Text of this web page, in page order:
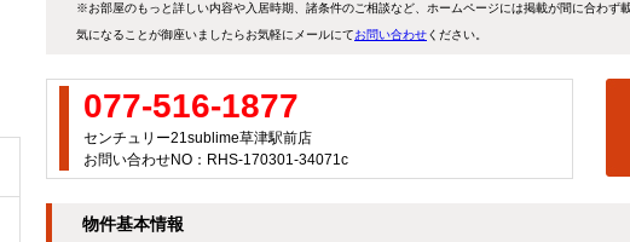
※お部屋のもっと詳しい内容や入居時期、諸条件のご相談など、ホームページには掲載が間に合わず
気になることが御座いましたらお気軽にメールにてお問い合わせください。
077-516-1877
センチュリー21sublime草津駅前店
お問い合わせNO：RHS-170301-34071c
物件基本情報